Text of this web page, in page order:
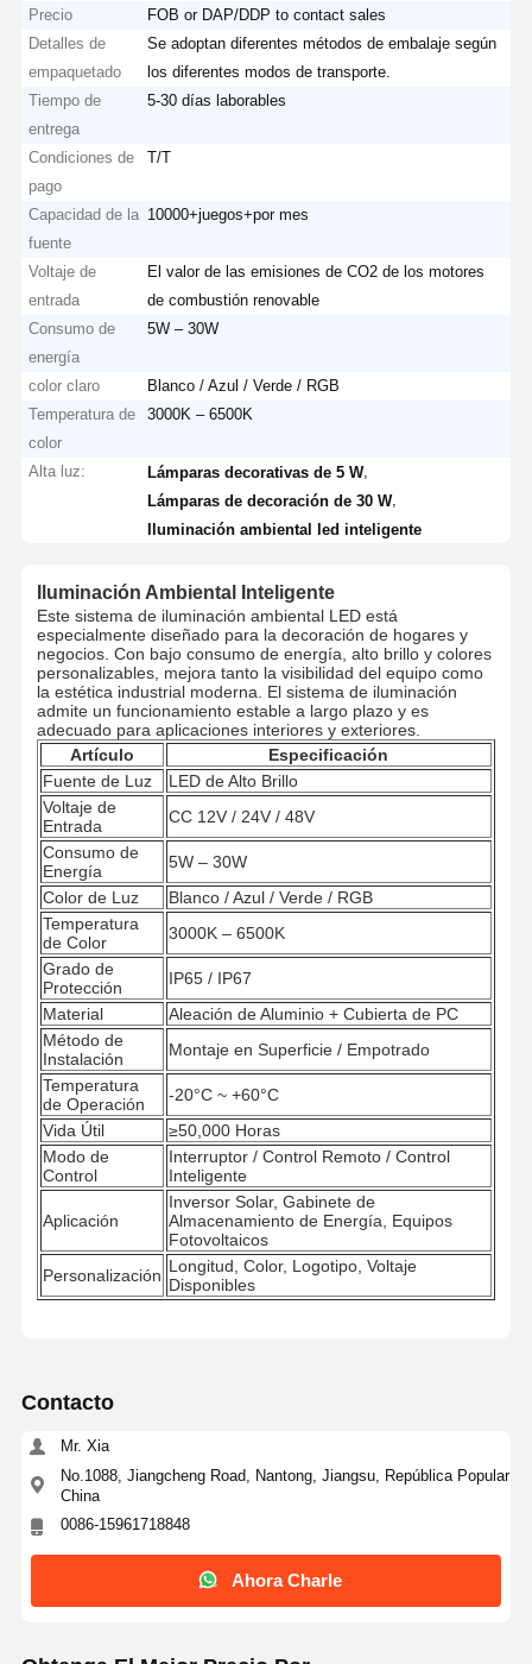
Productos
Sobre
Nosotros
Fábrica
Precio
FOB or DAP/DDP to contact sales
Detalles de
empaquetado
Se adoptan diferentes métodos de embalaje según
los diferentes modos de transporte.
Tiempo de
entrega
5-30 días laborables
Condiciones de
pago
T/T
Capacidad de la
fuente
10000+juegos+por mes
Voltaje de
entrada
El valor de las emisiones de CO2 de los motores
de combustión renovable
Consumo de
energía
5W – 30W
color claro
Blanco / Azul / Verde / RGB
Temperatura de
color
3000K – 6500K
Alta luz: Lámparas decorativas de 5 W,
Lámparas de decoración de 30 W,
Iluminación ambiental led inteligente
Iluminación Ambiental Inteligente
Este sistema de iluminación ambiental LED está
especialmente diseñado para la decoración de hogares y
negocios. Con bajo consumo de energía, alto brillo y colores
personalizables, mejora tanto la visibilidad del equipo como
la estética industrial moderna. El sistema de iluminación
admite un funcionamiento estable a largo plazo y es
adecuado para aplicaciones interiores y exteriores.
Artículo
Especificación
Fuente de Luz
LED de Alto Brillo
Voltaje de
Entrada
CC 12V / 24V / 48V
Consumo de
Energía
5W – 30W
Color de Luz
Blanco / Azul / Verde / RGB
Temperatura
de Color
3000K – 6500K
Grado de
Protección
IP65 / IP67
Material
Aleación de Aluminio + Cubierta de PC
Método de
Instalación
Montaje en Superficie / Empotrado
Temperatura
de Operación
-20°C ~ +60°C
Vida Útil
≥50,000 Horas
Modo de
Control
Interruptor / Control Remoto / Control
Inteligente
Aplicación
Inversor Solar, Gabinete de
Almacenamiento de Energía, Equipos
Fotovoltaicos
Personalización Longitud, Color, Logotipo, Voltaje
Disponibles
Contacto
Mr. Xia
No.1088, Jiangcheng Road, Nantong, Jiangsu, República Popular
China
0086-15961718848
Ahora Charle